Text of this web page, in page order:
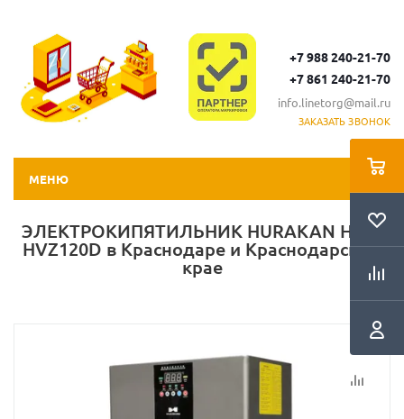
+7 988 240-21-70
+7 861 240-21-70
info.linetorg@mail.ru
ЗАКАЗАТЬ ЗВОНОК
МЕНЮ
ЭЛЕКТРОКИПЯТИЛЬНИК HURAKAN HKN-
HVZ120D в Краснодаре и Краснодарском
крае